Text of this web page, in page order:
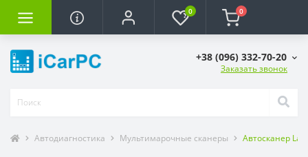
0 0
+38 (096) 332-70-20
Заказать звонок
Автодиагностика Мультимарочные сканеры Автосканер